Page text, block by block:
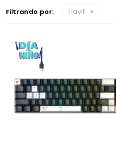
Filtrando por: Havit